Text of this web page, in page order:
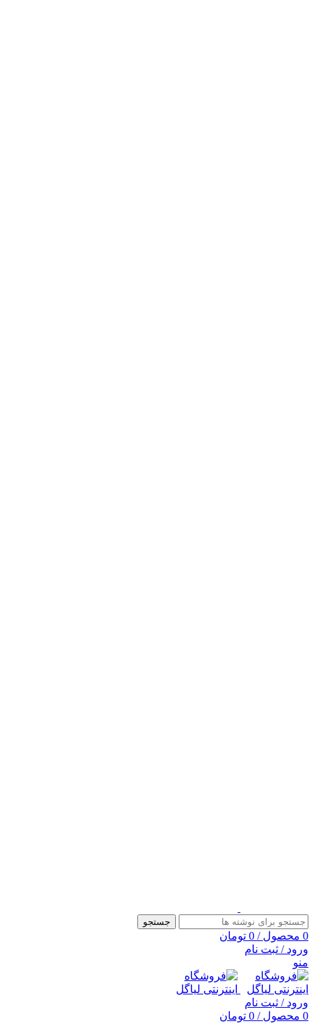
جستجو
0 محصول /
0 تومان
ورود / ثبت نام
منو
ورود / ثبت نام
0 محصول /
0 تومان